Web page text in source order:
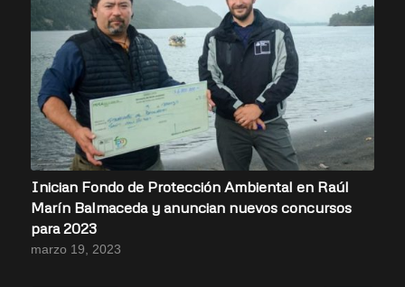
Inician Fondo de Protección Ambiental en Raúl
Marín Balmaceda y anuncian nuevos concursos
para 2023
marzo 19, 2023